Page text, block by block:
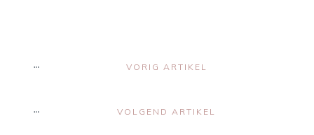
VORIG ARTIKEL
VOLGEND ARTIKEL